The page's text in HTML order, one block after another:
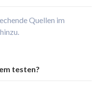
Quellen im
testen?